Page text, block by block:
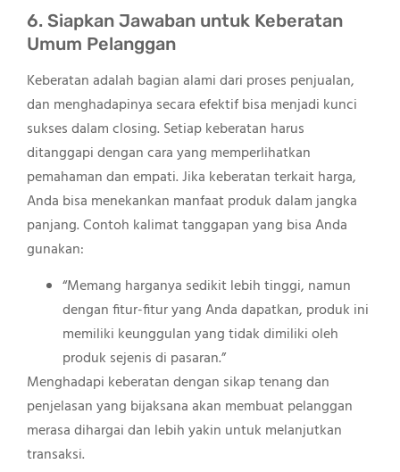
6. Siapkan Jawaban untuk Keberatan
Umum Pelanggan
Keberatan adalah bagian alami dari proses penjualan,
dan menghadapinya secara efektif bisa menjadi kunci
sukses dalam closing. Setiap keberatan harus
ditanggapi dengan cara yang memperlihatkan
pemahaman dan empati. Jika keberatan terkait harga,
Anda bisa menekankan manfaat produk dalam jangka
panjang. Contoh kalimat tanggapan yang bisa Anda
gunakan:
“Memang harganya sedikit lebih tinggi, namun
dengan fitur-fitur yang Anda dapatkan, produk ini
memiliki keunggulan yang tidak dimiliki oleh
produk sejenis di pasaran.”
Menghadapi keberatan dengan sikap tenang dan
penjelasan yang bijaksana akan membuat pelanggan
merasa dihargai dan lebih yakin untuk melanjutkan
transaksi.